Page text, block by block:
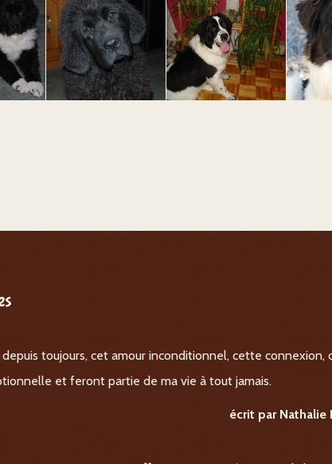
toujours, cet amour inconditionnel, cette
et feront partie de ma vie à tout jamais.
écrit par Nathalie